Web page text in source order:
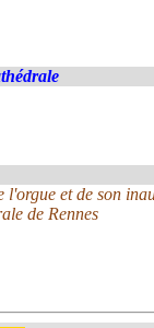
l'orgue et de son
de Rennes